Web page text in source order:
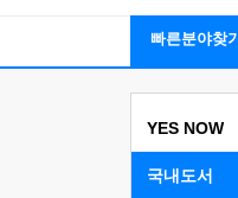
빠른분야찾기
YES NOW
국내도서